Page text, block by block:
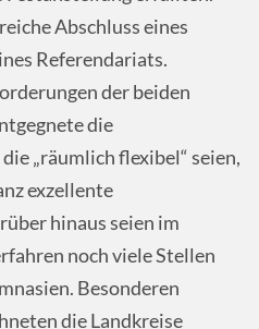
Abschluss eines
Referendariats.
der beiden
die
„räumlich flexibel“ seien,
exzellente
hinaus seien im
noch viele Stellen
Besonderen
die Landkreise